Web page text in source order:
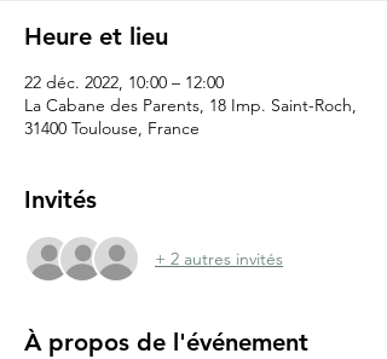
Heure et lieu
22 déc. 2022, 10:00 – 12:00
La Cabane des Parents, 18 Imp. Saint-Roch,
31400 Toulouse, France
Invités
+ 2 autres invités
À propos de l'événement